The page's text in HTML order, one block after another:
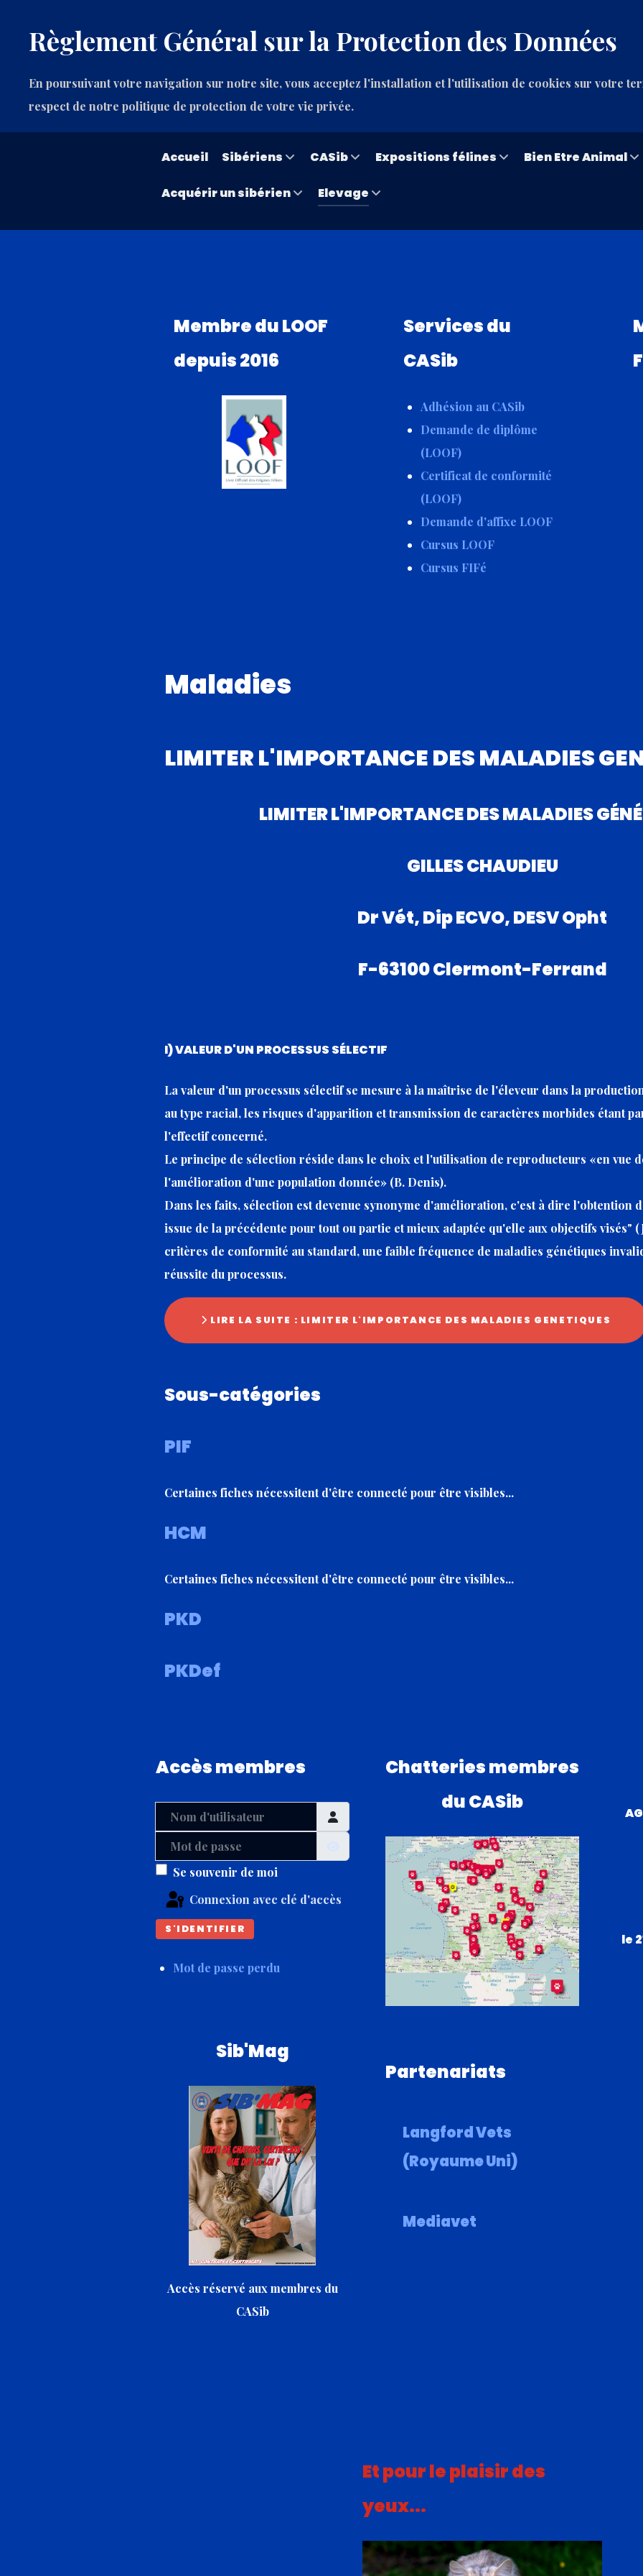
Accueil Sibériens CASib Expositions félines Bien Etre Animal
Acquérir un sibérien Elevage
Membre du LOOF
depuis 2016
Services du
CASib
Adhésion au CASib
Demande de diplôme
(LOOF)
Certificat de conformité
(LOOF)
Demande d'affixe LOOF
Cursus LOOF
Cursus FIFé
Maladies
LIMITER L'IMPORTANCE DES MALADIES
LIMITER L'IMPORTANCE DES MALADIES
GILLES CHAUDIEU
Dr Vét, Dip ECVO, DESV Opht
F-63100 Clermont-Ferrand
I) VALEUR D'UN PROCESSUS SÉLECTIF
La valeur d'un processus sélectif se mesure à la maîtrise de l'éleveur dans la
au type racial, les risques d'apparition et transmission de caractères morbides étant
l'effectif concerné.
Le principe de sélection réside dans le choix et l'utilisation de reproducteurs «en vue
l'amélioration d'une population donnée» (B. Denis).
Dans les faits, sélection est devenue synonyme d'amélioration, c'est à dire l'obtention
issue de la précédente pour tout ou partie et mieux adaptée qu'elle aux objectifs visés"
critères de conformité au standard, une faible fréquence de maladies génétiques
réussite du processus.
LIRE LA SUITE : LIMITER L'IMPORTANCE DES MALADIES GENETIQUES
Sous-catégories
PIF
Certaines fiches nécessitent d'être connecté pour être visibles...
HCM
Certaines fiches nécessitent d'être connecté pour être visibles...
PKD
PKDef
Accès membres
Nom d'utilisateur
Mot de passe
Afficher le mot de passe
Se souvenir de moi
Connexion avec clé d'accès
S'IDENTIFIER
Mot de passe perdu
Sib'Mag
Accès réservé aux membres du
CASib
Chatteries membres
du CASib
Partenariats
Langford Vets
(Royaume Uni)
Mediavet
le
Et pour le plaisir des
yeux...
Règlement Général sur la Protection des Données
En poursuivant votre navigation sur notre site, vous acceptez l'installation et l'utilisation de cookies sur votre
respect de notre politique de protection de votre vie privée.